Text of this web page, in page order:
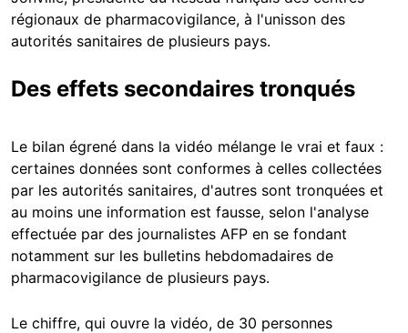
régionaux de pharmacovigilance, à l'unisson des
autorités sanitaires de plusieurs pays.
Des effets secondaires tronqués
Le bilan égrené dans la vidéo mélange le vrai et faux :
certaines données sont conformes à celles collectées
par les autorités sanitaires, d'autres sont tronquées et
au moins une information est fausse, selon l'analyse
effectuée par des journalistes AFP en se fondant
notamment sur les bulletins hebdomadaires de
pharmacovigilance de plusieurs pays.
Le chiffre, qui ouvre la vidéo, de 30 personnes